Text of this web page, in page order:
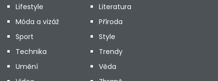
Lifestyle
Literatura
Móda a vizáž
Příroda
Sport
Style
Technika
Trendy
Umění
Věda